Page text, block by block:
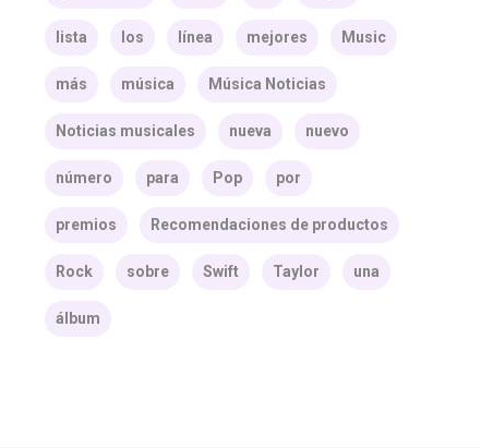
lista los línea mejores Music
más música Música Noticias
Noticias musicales nueva nuevo
número para Pop por
premios Recomendaciones de productos
Rock sobre Swift Taylor una
álbum